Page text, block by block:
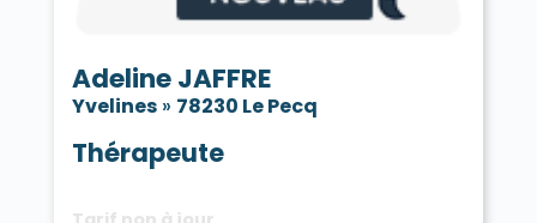
Villiers-Saint-Frédéric 78640
Voisins-le-Bretonneux 78960
Adeline JAFFRE
Yvelines» 78230 Le Pecq
Thérapeute